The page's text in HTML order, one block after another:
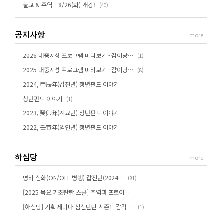
불교 & 주역 – 8/26(화) 개강! (40)
공지사항
2026 대중지성 프로그램 미리보기 - 감이당… (1)
2025 대중지성 프로그램 미리보기 - 감이당… (8)
2024, 甲辰年(갑진년) 청년펀드 이야기
청년펀드 이야기
(1)
2023, 癸卯年(계묘년) 청년펀드 이야기
2022, 壬寅年(임인년) 청년펀드 이야기
more
하심당
명리 심화(ON/OFF 병행) 갑진년(2024… (81)
[2025 목요 기초탄탄 스쿨] 주역과 프로이…
[하심당] 기획 세미나 심신탄탄 시즌1_감각 …
(1)
more